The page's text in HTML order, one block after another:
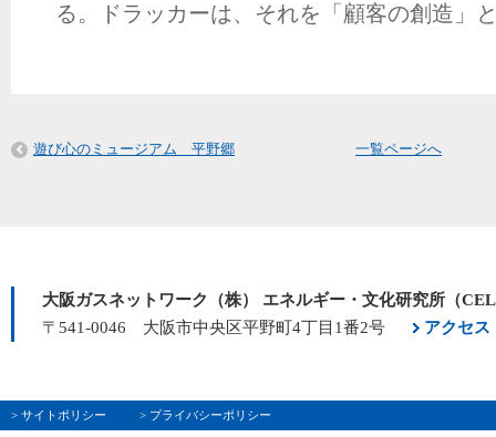
る。ドラッカーは、それを「顧客の創造」
遊び心のミュージアム 平野郷 一覧ページへ
大阪ガスネットワーク（株） エネルギー・文化研究所（
〒541-0046 大阪市中央区平野町4丁目1番2号
アクセス
> サイトポリシー > プライバシーポリシー